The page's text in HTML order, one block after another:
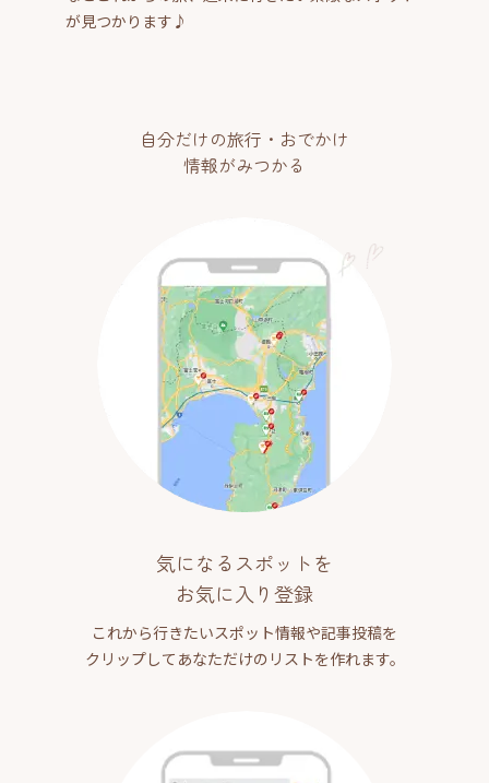
が見つかります♪
自分だけの旅行・おでかけ
情報がみつかる
気になるスポットを
お気に入り登録
これから行きたいスポット情報や記事投稿を
クリップしてあなただけのリストを作れます。